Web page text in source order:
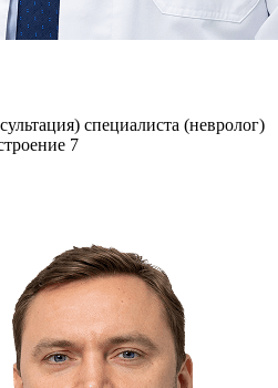
специалиста (невролог)
7